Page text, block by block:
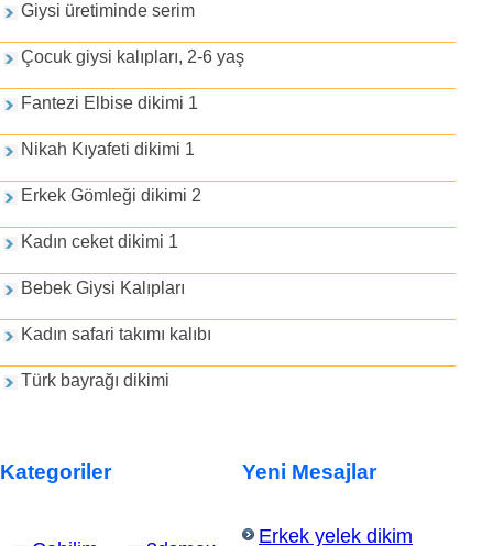
Giysi üretiminde serim
Çocuk giysi kalıpları, 2-6 yaş
Fantezi Elbise dikimi 1
Nikah Kıyafeti dikimi 1
Erkek Gömleği dikimi 2
Kadın ceket dikimi 1
Bebek Giysi Kalıpları
Kadın safari takımı kalıbı
Türk bayrağı dikimi
Kategoriler Yeni Mesajlar
Erkek yelek dikim